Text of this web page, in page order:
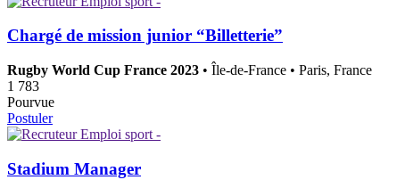
Chargé de mission junior “Billetterie”
Rugby World Cup France 2023 • Île-de-France • Paris, France
1 783
Pourvue
Postuler
Stadium Manager